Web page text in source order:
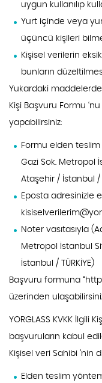
uygun kullanılıp
Yurt içinde veya
üçüncü kişileri
Kişisel verilerin
bunların
Yukardaki maddelerde
Kişi Başvuru Formu
yapabilirsiniz:
Formu elden teslim
Gazi Sok. Metropol
Ataşehir / İstanbul /
Eposta adresinizle
Noter vasıtasıyla
Metropol İstanbul
İstanbul / TÜRKİYE)
Başvuru formuna
üzerinden
YORGLASS KVKK İlgili
başvuruların kabul
Kişisel veri Sahibi
Elden teslim